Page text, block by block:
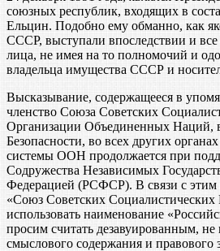
союзных республик, входящих в
Ельцин. Подобно ему обманно, как
СССР, выступали впоследствии и все
лица, не имея на то полномочий и
владельца имущества СССР и
Высказывание, содержащееся в
членство Союза Советских
Организации Объединенных Наций,
Безопасности, во всех других
системы ООН продолжается при
Содружества Независимых
Федерацией (РСФСР). В связи с этим
«Союз Советских Социалистических
использовать наименование
просим считать дезавуированным,
смыслового содержания и